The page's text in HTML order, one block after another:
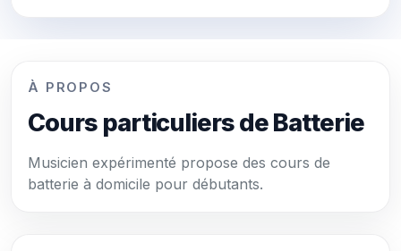
À PROPOS
Cours particuliers de Batterie
Musicien expérimenté propose des cours de
batterie à domicile pour débutants.